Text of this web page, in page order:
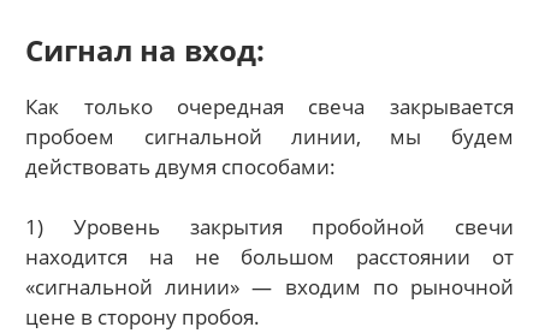
Сигнал на вход:
Как только очередная свеча закрывается
пробоем сигнальной линии, мы будем
действовать двумя способами:
1) Уровень закрытия пробойной свечи
находится на не большом расстоянии от
«сигнальной линии» — входим по рыночной
цене в сторону пробоя.